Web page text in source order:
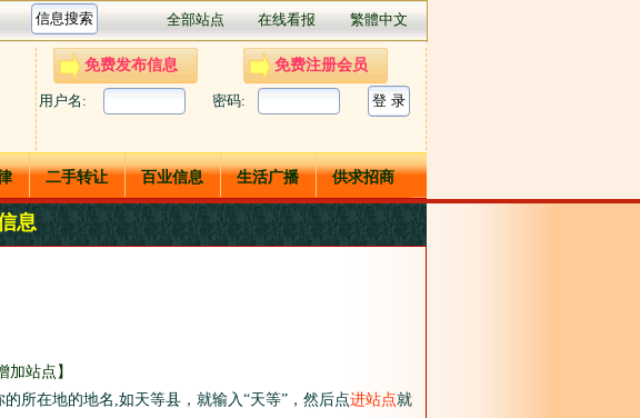
全部站点 在线看报 繁體中文
免费发布信息 免费注册会员
用户名: 密码:
二手转让 百业信息 生活广播 供求招商
息
加站点】
的所在地的地名,如天等县，就输入“天等”，然后点进站点就